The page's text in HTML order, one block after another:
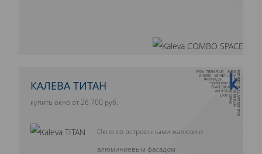
10 ЛЕТ ГАРАНТИИ
КАЛЕВА ТИТАН
купить окно от 26 700 руб.
Окно со встроенными жалюзи и
алюминиевым фасадом